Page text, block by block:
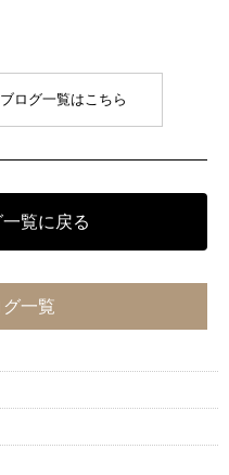
ログ一覧はこちら
覧に戻る
一覧